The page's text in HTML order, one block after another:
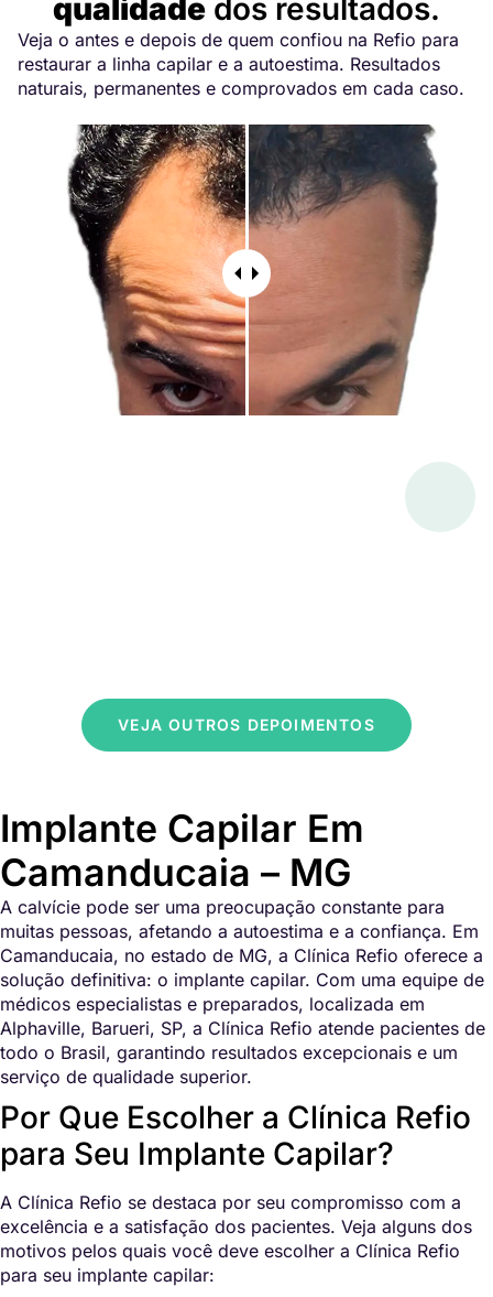
qualidade dos resultados.
Veja o antes e depois de quem confiou na Refio para
restaurar a linha capilar e a autoestima. Resultados
naturais, permanentes e comprovados em cada caso.
VEJA OUTROS DEPOIMENTOS
Implante Capilar Em
Camanducaia – MG
A calvície pode ser uma preocupação constante para
muitas pessoas, afetando a autoestima e a confiança. Em
Camanducaia, no estado de MG, a Clínica Refio oferece a
solução definitiva: o implante capilar. Com uma equipe de
médicos especialistas e preparados, localizada em
Alphaville, Barueri, SP, a Clínica Refio atende pacientes de
todo o Brasil, garantindo resultados excepcionais e um
serviço de qualidade superior.
Por Que Escolher a Clínica Refio
para Seu Implante Capilar?
A Clínica Refio se destaca por seu compromisso com a
excelência e a satisfação dos pacientes. Veja alguns dos
motivos pelos quais você deve escolher a Clínica Refio
para seu implante capilar: